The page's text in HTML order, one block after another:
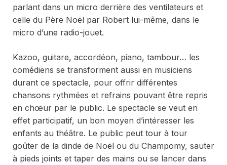
parlant dans un micro derrière des ventilateurs et
celle du Père Noël par Robert lui-même, dans le
micro d’une radio-jouet.
Kazoo, guitare, accordéon, piano, tambour… les
comédiens se transforment aussi en musiciens
durant ce spectacle, pour offrir différentes
chansons rythmées et refrains pouvant être repris
en chœur par le public. Le spectacle se veut en
effet participatif, un bon moyen d’intéresser les
enfants au théâtre. Le public peut tour à tour
goûter de la dinde de Noël ou du Champomy, sauter
à pieds joints et taper des mains ou se lancer dans